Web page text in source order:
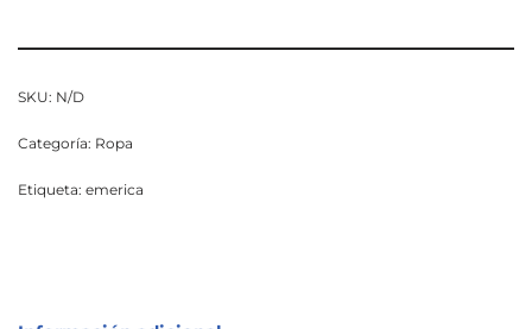
SKU: N/D
Categoría: Ropa
Etiqueta: emerica